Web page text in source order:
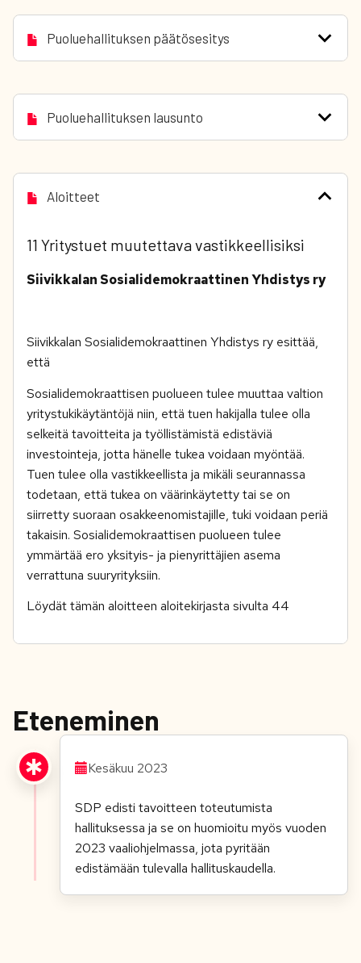
Puoluehallituksen päätösesitys
Puoluehallituksen lausunto
Aloitteet
11 Yritystuet muutettava vastikkeellisiksi
Siivikkalan Sosialidemokraattinen Yhdistys ry
Siivikkalan Sosialidemokraattinen Yhdistys ry esittää,
että
Sosialidemokraattisen puolueen tulee muuttaa valtion
yritystukikäytäntöjä niin, että tuen hakijalla tulee olla
selkeitä tavoitteita ja työllistämistä edistäviä
investointeja, jotta hänelle tukea voidaan myöntää.
Tuen tulee olla vastikkeellista ja mikäli seurannassa
todetaan, että tukea on väärinkäytetty tai se on
siirretty suoraan osakkeenomistajille, tuki voidaan periä
takaisin. Sosialidemokraattisen puolueen tulee
ymmärtää ero yksityis- ja pienyrittäjien asema
verrattuna suuryrityksiin.
Löydät tämän aloitteen aloitekirjasta sivulta 44
Eteneminen
Kesäkuu 2023
SDP edisti tavoitteen toteutumista
hallituksessa ja se on huomioitu myös vuoden
2023 vaaliohjelmassa, jota pyritään
edistämään tulevalla hallituskaudella.